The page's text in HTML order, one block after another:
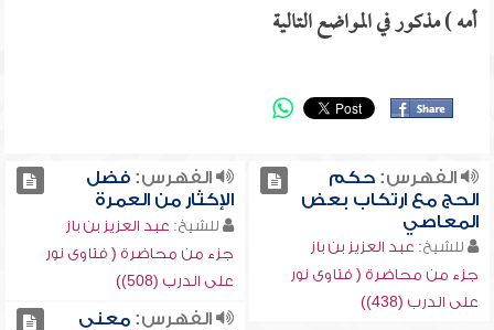
أمه ) مذكور في المواضع التالية
الفهرس:حكم
الحج مع ارتكاب بعض
المعاصي
للشيخ: عبد العزيز بن باز
جزء من محاضرة ( فتاوى نور
على الدرب (438))
الفهرس:فضل
الإكثار من العمرة
للشيخ: عبد العزيز بن باز
جزء من محاضرة ( فتاوى نور
على الدرب (508))
الفهرس:معنى